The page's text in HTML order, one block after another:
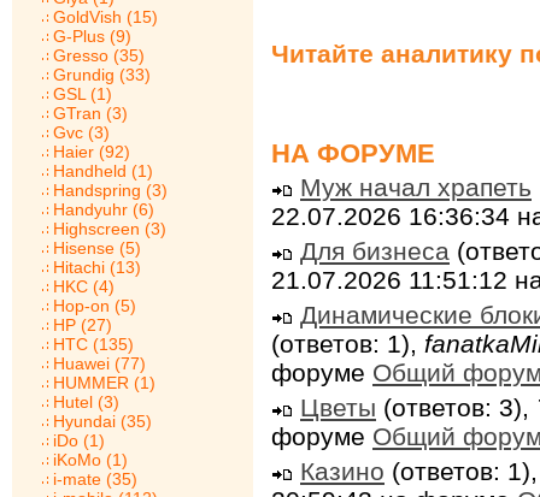
GoldVish (15)
G-Plus (9)
Gresso (35)
Grundig (33)
GSL (1)
GTran (3)
Gvc (3)
Haier (92)
Handheld (1)
Handspring (3)
Handyuhr (6)
Highscreen (3)
Hisense (5)
Hitachi (13)
HKC (4)
Hop-on (5)
HP (27)
HTC (135)
Huawei (77)
HUMMER (1)
Hutel (3)
Hyundai (35)
iDo (1)
iKoMo (1)
i-mate (35)
Читайте аналитику
НА ФОРУМЕ
Муж начал храпеть
22.07.2026 16:36:34
Для бизнеса
21.07.2026 11:51:12
Динамические
(ответов: 1),
форуме Общий
Цветы (ответов: 3),
форуме Общий
Казино (ответов: